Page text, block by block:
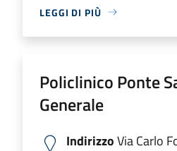
LEGGI DI PIÙ
Policlinico Ponte
Generale
IndirizzoVia Carlo